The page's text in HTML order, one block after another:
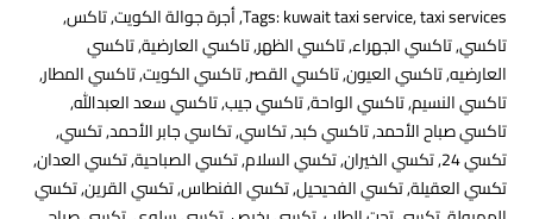
Tags:kuwait taxi service
,أجرة جوالة الكويت,تاكس,
الجهراء,تاكسي الظهر,تاكسي العارضية,تاكسي
العيون,تاكسي القصر,تاكسي الكويت,تاكسي المطار,
,تاكسي الواحة,تاكسي جيب,تاكسي سعد العبدالله,
,تاكسي كبد,تكاسي,تكاسي جابر الأحمد,تكسي,
الخيران,تكسي السلام,تكسي الصباحية,تكسي العدان,
,تكسي الفحيحيل,تكسي الفنطاس,تكسي القرين,تكسي